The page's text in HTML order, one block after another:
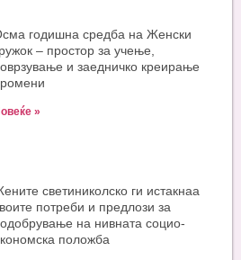
годишна средба на Женски
– простор за учење,
и заедничко креирање
»
светиниколско ги истакнаа
потреби и предлози за
на нивната социо-
положба